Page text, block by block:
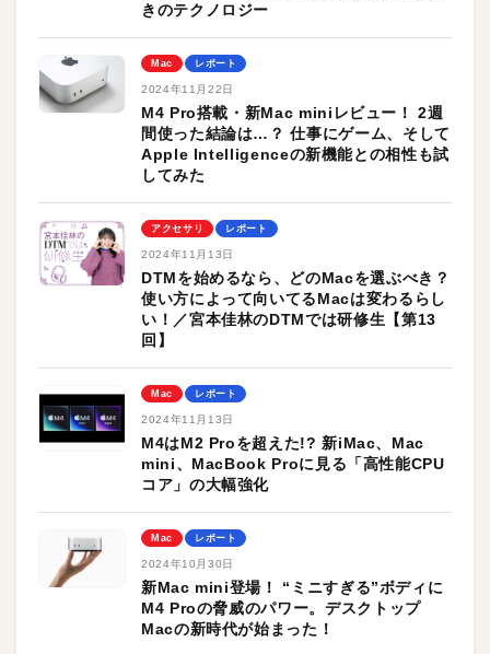
きのテクノロジー
Mac レポート
2024年11月22日
M4 Pro搭載・新Mac miniレビュー！ 2週
間使った結論は…？ 仕事にゲーム、そして
Apple Intelligenceの新機能との相性も試
してみた
アクセサリ レポート
2024年11月13日
DTMを始めるなら、どのMacを選ぶべき？
使い方によって向いてるMacは変わるらし
い！／宮本佳林のDTMでは研修生【第13
回】
Mac レポート
2024年11月13日
M4はM2 Proを超えた!? 新iMac、Mac
mini、MacBook Proに見る「高性能CPU
コア」の大幅強化
Mac レポート
2024年10月30日
新Mac mini登場！ “ミニすぎる”ボディに
M4 Proの脅威のパワー。デスクトップ
Macの新時代が始まった！